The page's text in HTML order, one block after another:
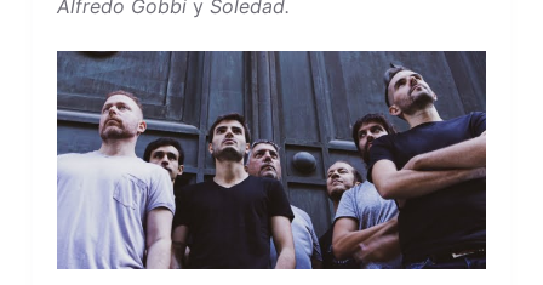
Alfredo Gobbi y Soledad.